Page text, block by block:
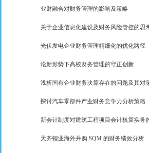
业财融合对财务管理的影响及策略
关于企业信息化建设及财务风险管控的思
光伏发电企业财务管理精细化的优化路径
论新形势下高校财务管理的守正创新
浅析国有企业财务决算存在的问题及其对
探讨汽车零部件产业财务竞争力分析策略
新会计制度对建筑工程项目会计核算实务
天齐锂业海外并购 SQM的财务绩效分析